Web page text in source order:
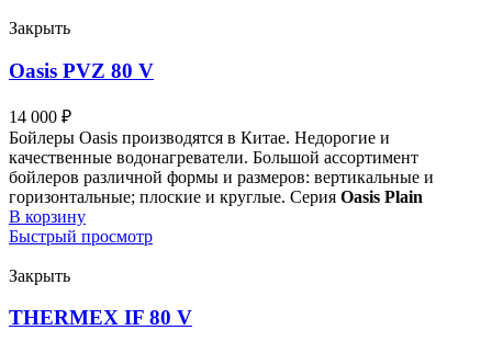
Закрыть
Oasis PVZ 80 V
14 000 ₽
Бойлеры Oasis производятся в Китае. Недорогие и
качественные водонагреватели. Большой ассортимент
бойлеров различной формы и размеров: вертикальные и
горизонтальные; плоские и круглые. Серия Oasis Plain
В корзину
Быстрый просмотр
Закрыть
THERMEX IF 80 V